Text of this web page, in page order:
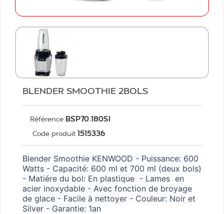
BLENDER SMOOTHIE 2BOLS
Référence BSP70.180SI
Code produit 1515336
Blender Smoothie KENWOOD - Puissance: 600
Watts - Capacité: 600 ml et 700 ml (deux bols)
- Matiére du bol: En plastique - Lames en
acier inoxydable - Avec fonction de broyage
de glace - Facile à nettoyer - Couleur: Noir et
Silver - Garantie: 1an